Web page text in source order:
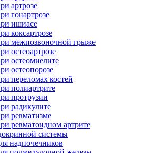
артрозе
гонартрозе
ишиасе
коксартрозе
межпозвоночной грыже
остеоартрозе
остеомиелите
остеопорозе
переломах костей
полиартрите
протрузии
радикулите
ревматизме
ревматоидном артрите
системы
надпочечников